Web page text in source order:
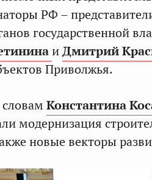
РФ –
государственной
иДмитрий
Приволжья.
Константина
модернизация
новые векторы